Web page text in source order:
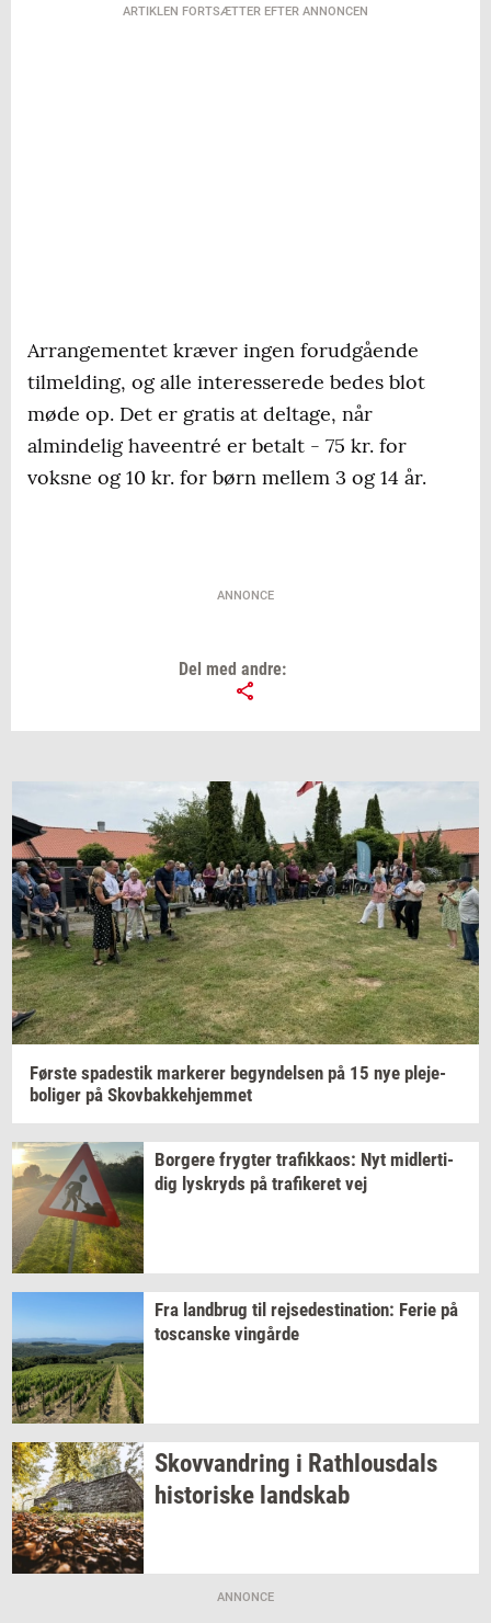
ARTIKLEN FORTSÆTTER EFTER ANNONCEN
Arrangementet kræver ingen forudgående
tilmelding, og alle interesserede bedes blot
møde op. Det er gratis at deltage, når
almindelig haveentré er betalt - 75 kr. for
voksne og 10 kr. for børn mellem 3 og 14 år.
ANNONCE
Del med andre:
Før­ste spa­destik mar­ke­rer be­gyn­del­sen på 15 nye ple­je­
bo­li­ger på Sko­v­bak­ke­hjem­met
Bor­ge­re fryg­ter tra­fik­ka­os: Nyt mid­ler­ti­
dig lys­kryds på tra­fi­ke­ret vej
Fra land­brug til rej­se­desti­na­tion: Ferie på
toscan­ske vin­går­de
Sko­vvan­dring i Rat­hlous­dals
hi­sto­ri­ske land­skab
ANNONCE